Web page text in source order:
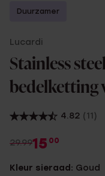
Duurzamer
Lucardi
Stainless
bedelketting
4.82 (11)
29.9915 00
Kleur sieraad: Goud